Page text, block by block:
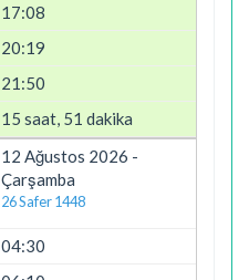
17:08
20:19
21:50
15 saat, 51 dakika
12 Ağustos 2026 -
Çarşamba
26 Safer 1448
04:30